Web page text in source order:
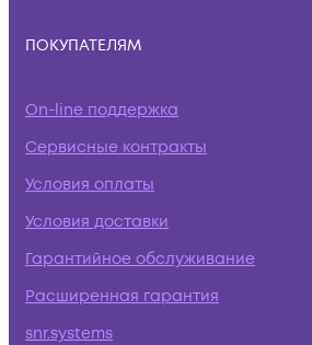
ПОКУПАТЕЛЯМ
On-line поддержка
Сервисные контракты
Условия оплаты
Условия доставки
Гарантийное обслуживание
Расширенная гарантия
snr.systems